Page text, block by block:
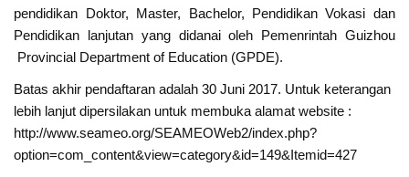
pendidikan Doktor, Master, Bachelor, Pendidikan Vokasi dan
Pendidikan lanjutan yang didanai oleh Pemenrintah Guizhou
Provincial Department of Education (GPDE).
Batas akhir pendaftaran adalah 30 Juni 2017. Untuk keterangan
lebih lanjut dipersilakan untuk membuka alamat website :
http://www.seameo.org/SEAMEOWeb2/index.php?
option=com_content&view=category&id=149&Itemid=427